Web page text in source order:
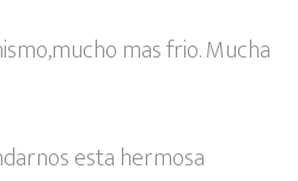
mas frio. Mucha
esta hermosa